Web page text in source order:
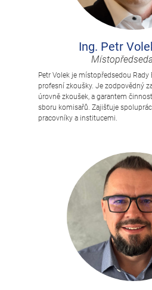
Ing. Petr
Petr Volek je místopředsedou Rady
profesní zkoušky. Je zodpovědný
úrovně zkoušek, a garantem
sboru komisařů. Zajišťuje
pracovníky a institucemi.